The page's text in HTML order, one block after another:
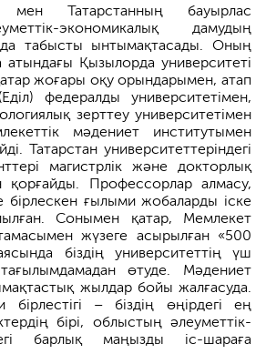
мен Татарстанның бауырлас
экономикалық дамудың
табысты ынтымақтасады. Оның
атындағы Қызылорда университеті
жоғары оқу орындарымен, атап
федералды университетімен,
зерттеу университетімен
мәдениет институтымен
Татарстан университеттеріндегі
магистрлік және докторлық
қорғайды. Профессорлар алмасу,
бірлескен ғылыми жобаларды іске
Сонымен қатар, Мемлекет
жүзеге асырылған «500
біздің университеттің үш
өтуде. Мәдениет
жылдар бойы жалғасуда.
бірлестігі – біздің өңірдегі ең
бірі, облыстың әлеуметтік-
барлық маңызды іс-шараға